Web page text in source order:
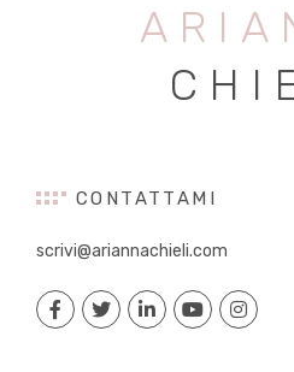
CONTATTAMI
scrivi@ariannachieli.com